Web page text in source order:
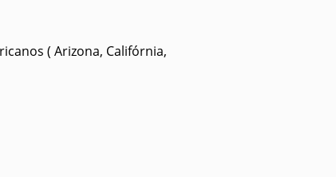
( Arizona, Califórnia,